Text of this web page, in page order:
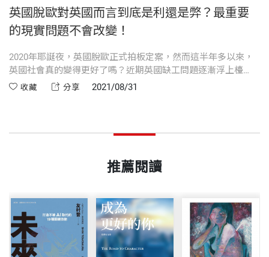
英國脫歐對英國而言到底是利還是弊？最重要
的現實問題不會改變！
2020年耶誕夜，英國脫歐正式拍板定案，然而這半年多以來，
英國社會真的變得更好了嗎？近期英國缺工問題逐漸浮上檯
面，首當其衝的就是畜牧業及物流業，長期仰賴季節性移工的
收藏 分享 2021/08/31
推薦閱讀